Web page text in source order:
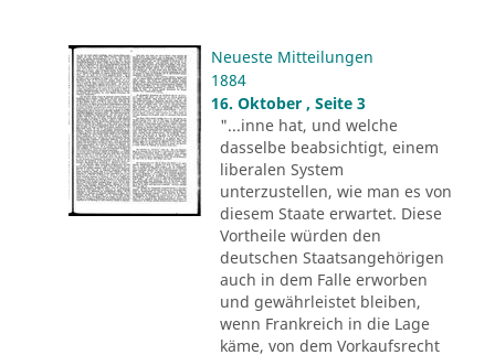
Neueste Mitteilungen
1884
16. Oktober , Seite 3
"...inne hat, und welche
dasselbe beabsichtigt, einem
liberalen System
unterzustellen, wie man es von
diesem Staate erwartet. Diese
Vortheile würden den
deutschen Staatsangehörigen
auch in dem Falle erworben
und gewährleistet bleiben,
wenn Frankreich in die Lage
käme, von dem Vorkaufsrecht